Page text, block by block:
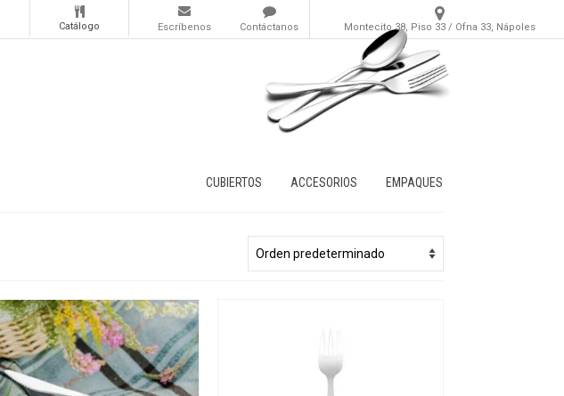
Montecito 38, Piso 33 / Ofna 33, Nápoles
Contáctanos
Escríbenos
Catálogo
CUBIERTOS ACCESORIOS EMPAQUES